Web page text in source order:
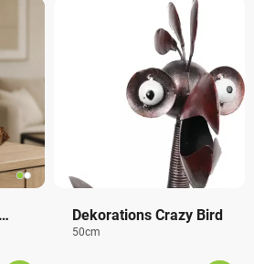
Dekorations Crazy Bird
50cm